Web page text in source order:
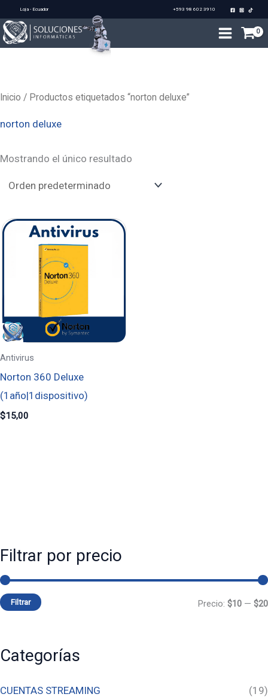
al
contenido
Loja - Ecuador +593 98 602 3910
Filtrar por precio
Filtrar Precio: $10 — $20
Categorías
CUENTAS STREAMING
(19)
Inicio / Productos etiquetados “norton deluxe”
norton deluxe
Mostrando el único resultado
Antivirus
Norton 360 Deluxe
(1año|1dispositivo)
$15,00